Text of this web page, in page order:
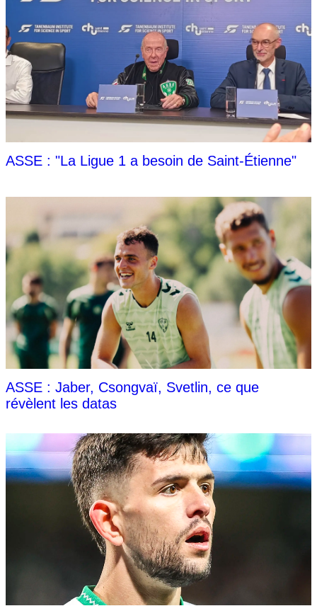
ASSE : "La Ligue 1 a besoin de Saint-Étienne"
ASSE : Jaber, Csongvaï, Svetlin, ce que
révèlent les datas